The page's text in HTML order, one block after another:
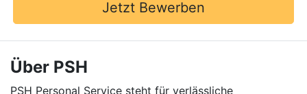
Jetzt Bewerben
Über PSH
PSH Personal Service steht für verlässliche